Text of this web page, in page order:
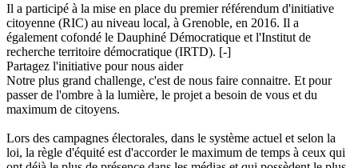
Il a participé à la mise en place du premier référendum d'initiative
citoyenne (RIC) au niveau local, à Grenoble, en 2016. Il a
également cofondé le Dauphiné Démocratique et l'Institut de
recherche territoire démocratique (IRTD). [-]
Partagez l'initiative pour nous aider
Notre plus grand challenge, c'est de nous faire connaitre. Et pour
passer de l'ombre à la lumière, le projet a besoin de vous et du
maximum de citoyens.
Lors des campagnes électorales, dans le système actuel et selon la
loi, la règle d'équité est d'accorder le maximum de temps à ceux qui